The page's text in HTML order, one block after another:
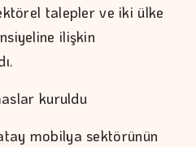
talepler ve iki ülke
ilişkin
kuruldu
mobilya sektörünün